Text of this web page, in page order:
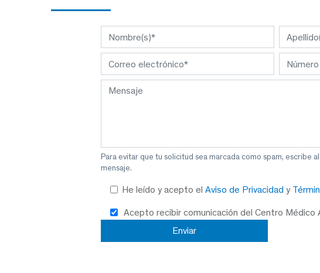
Para evitar que tu solicitud sea marcada como spam, escribe
mensaje.
He leído y acepto el Aviso de Privacidad y
Acepto recibir comunicación del Centro Médico